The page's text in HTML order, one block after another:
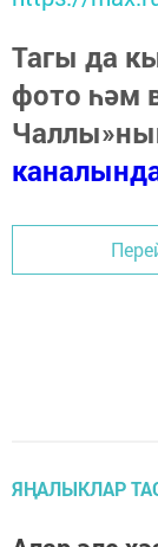
Тагы да
фото һәм
ЯҢАЛЫКЛАР